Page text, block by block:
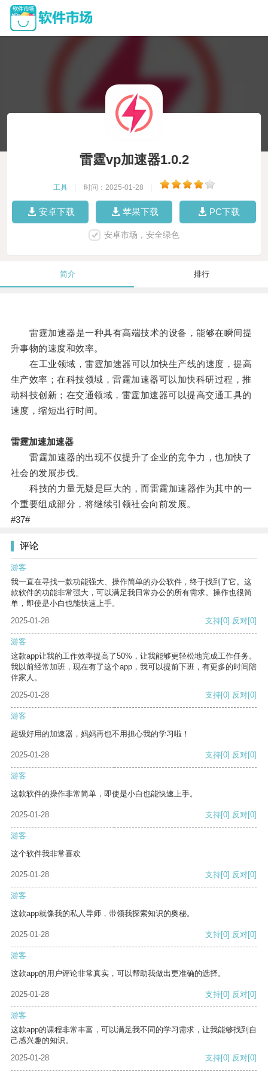
雷霆vp加速器1.0.2
工具 时间：2025-01-28
安卓下载 苹果下载 PC下载
安卓市场，安全绿色
简介 排行
雷霆加速器是一种具有高端技术的设备，能够在瞬间提
升事物的速度和效率。
在工业领域，雷霆加速器可以加快生产线的速度，提高
生产效率；在科技领域，雷霆加速器可以加快科研过程，推
动科技创新；在交通领域，雷霆加速器可以提高交通工具的
速度，缩短出行时间。
雷霆加速加速器
雷霆加速器的出现不仅提升了企业的竞争力，也加快了
社会的发展步伐。
科技的力量无疑是巨大的，而雷霆加速器作为其中的一
个重要组成部分，将继续引领社会向前发展。
#37#
评论
游客
我一直在寻找一款功能强大、操作简单的办公软件，终于找到了它。这
款软件的功能非常强大，可以满足我日常办公的所有需求。操作也很简
单，即使是小白也能快速上手。
2025-01-28
支持[0] 反对[0]
游客
这款app让我的工作效率提高了50%，让我能够更轻松地完成工作任务。
我以前经常加班，现在有了这个app，我可以提前下班，有更多的时间陪
伴家人。
2025-01-28
支持[0] 反对[0]
游客
超级好用的加速器，妈妈再也不用担心我的学习啦！
2025-01-28 支持[0] 反对[0]
游客
这款软件的操作非常简单，即使是小白也能快速上手。
2025-01-28 支持[0] 反对[0]
游客
这个软件我非常喜欢
2025-01-28 支持[0] 反对[0]
游客
这款app就像我的私人导师，带领我探索知识的奥秘。
2025-01-28 支持[0] 反对[0]
游客
这款app的用户评论非常真实，可以帮助我做出更准确的选择。
2025-01-28 支持[0] 反对[0]
游客
这款app的课程非常丰富，可以满足我不同的学习需求，让我能够找到自
己感兴趣的知识。
2025-01-28
支持[0] 反对[0]